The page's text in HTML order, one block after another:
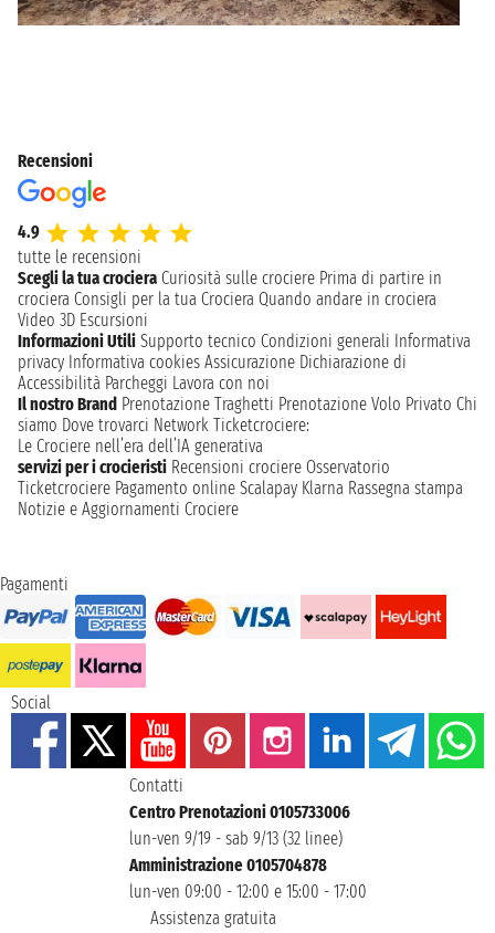
Recensioni
4.9
tutte le recensioni
Scegli la tua crociera Curiosità sulle crociere Prima di partire in
crociera Consigli per la tua Crociera Quando andare in crociera
Video 3D Escursioni
Informazioni Utili Supporto tecnico Condizioni generali Informativa
privacy Informativa cookies Assicurazione Dichiarazione di
Accessibilità Parcheggi Lavora con noi
Il nostro Brand Prenotazione Traghetti Prenotazione Volo Privato Chi
siamo Dove trovarci Network Ticketcrociere:
Le Crociere nell’era dell’IA generativa
servizi per i crocieristi Recensioni crociere Osservatorio
Ticketcrociere Pagamento online Scalapay Klarna Rassegna stampa
Notizie e Aggiornamenti Crociere
Pagamenti
Social
Contatti
Centro Prenotazioni 0105733006
lun-ven 9/19 - sab 9/13 (32 linee)
Amministrazione 0105704878
lun-ven 09:00 - 12:00 e 15:00 - 17:00
Assistenza gratuita